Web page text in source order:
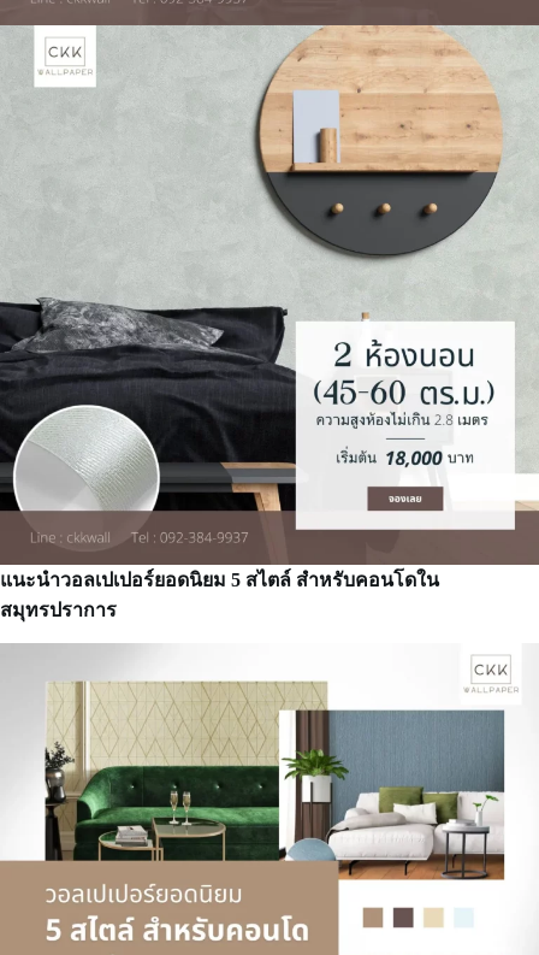
แนะนำวอลเปเปอร์ยอดนิยม 5 สไตล์ สำหรับคอนโดใน
สมุทรปราการ